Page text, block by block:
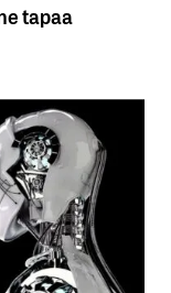
tapaa